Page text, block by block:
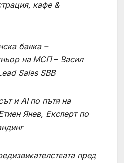
кафе &
банка –
на МСП– Васил
Sales SBB
и AI по пътя на
Янев, Експерт по
пред